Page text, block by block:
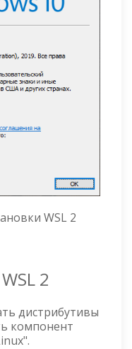
WSL 2
2
дистрибутивы
компонент